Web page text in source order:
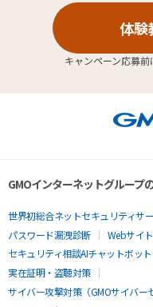
体験
キャンペーン応募前
GMOインターネットグループ
世界初総合ネットセキュリティサ
パスワード漏洩診断
Webサイ
セキュリティ相談AIチャットボット
実在証明・盗聴対策
サイバー攻撃対策（GMOサイバー